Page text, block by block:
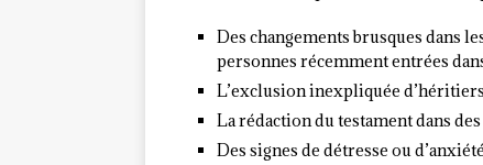
Des changements brusques dans
personnes récemment entrées
L’exclusion inexpliquée
La rédaction du testament dans
Des signes de détresse ou